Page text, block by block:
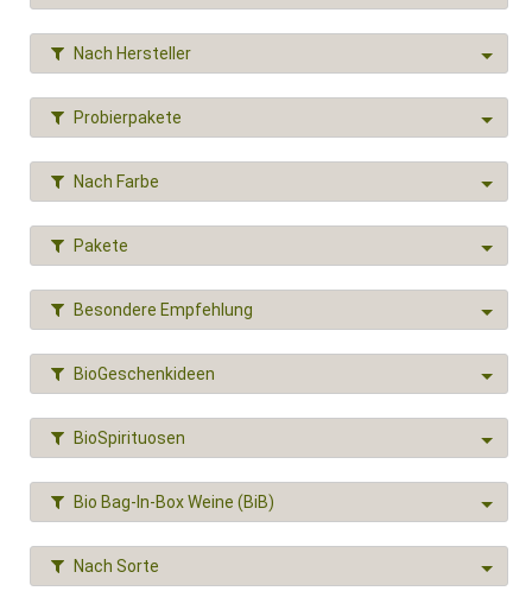
Nach Hersteller
Probierpakete
Nach Farbe
Pakete
Besondere Empfehlung
BioGeschenkideen
BioSpirituosen
Bio Bag-In-Box Weine (BiB)
Nach Sorte